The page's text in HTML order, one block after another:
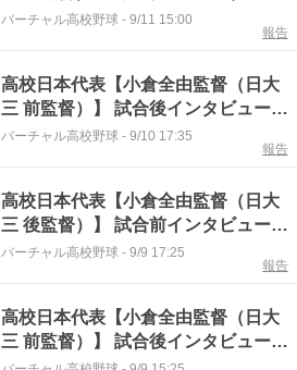
年9月10日）
バーチャル高校野球 - 9/11 15:00
報告
高校日本代表【小倉全由監督（日大
三 前監督）】 試合後インタビュー
（2025年9月9日）
バーチャル高校野球 - 9/10 17:35
報告
高校日本代表【小倉全由監督（日大
三 後監督）】 試合前インタビュー
（2025年9月9日）
バーチャル高校野球 - 9/9 17:25
報告
高校日本代表【小倉全由監督（日大
三 前監督）】 試合後インタビュー
（2025年9月8日）